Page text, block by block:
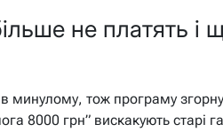
не платять і
минулому, тож програму
8000 грн” вискакують старі